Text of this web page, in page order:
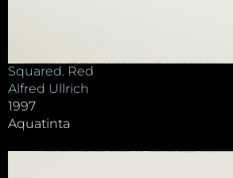
Squared. Red
Alfred Ullrich
1997
Aquatinta